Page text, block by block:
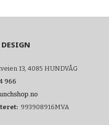
13, 4085 HUNDVÅG
966
993908916MVA